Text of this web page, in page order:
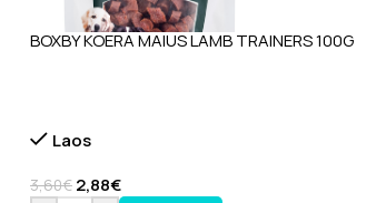
BOXBY KOERA MAIUS LAMB TRAINERS 100G
Laos
3,60€ 2,88€